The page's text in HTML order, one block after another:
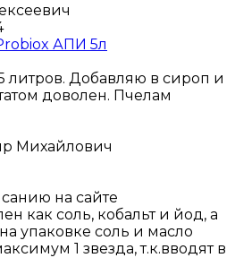
АПИ 5л
литров. Добавляю в сироп и
доволен. Пчелам
Михайлович
на сайте
как соль, кобальт и йод, а
упаковке соль и масло
1 звезда, т.к.вводят в